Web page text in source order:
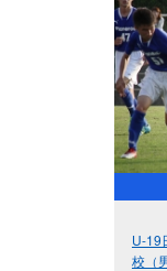
U-19
校（